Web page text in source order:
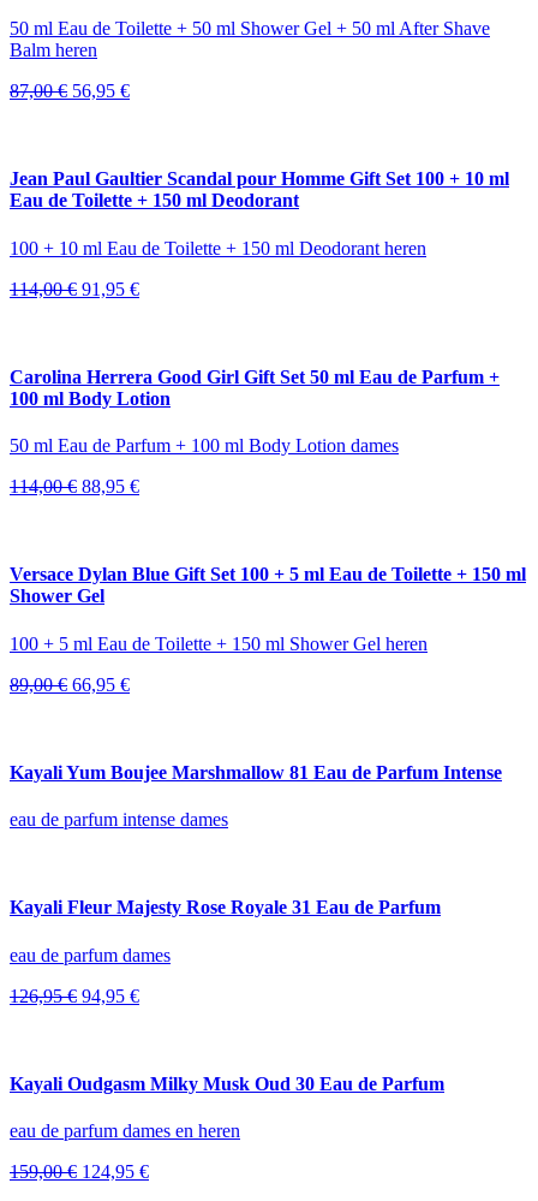
50 ml Eau de Toilette + 50 ml Shower Gel + 50 ml After Shave
Balm heren
87,00€ Oorspronkelijke
56,95 €Huidige
Jean Paul Gaultier Scandal pour Homme Gift Set 100 + 10 ml
Eau de Toilette + 150 ml Deodorant
100 + 10 ml Eau de Toilette + 150 ml Deodorant heren
114,00€ Oorspronkelijke
91,95 €Huidige
Carolina Herrera Good Girl Gift Set 50 ml Eau de Parfum +
100 ml Body Lotion
50 ml Eau de Parfum + 100 ml Body Lotion dames
114,00€ Oorspronkelijke
88,95 €Huidige
Versace Dylan Blue Gift Set 100 + 5 ml Eau de Toilette + 150 ml
Shower Gel
100 + 5 ml Eau de Toilette + 150 ml Shower Gel heren
89,00€ Oorspronkelijke
66,95 €Huidige
Kayali Yum Boujee Marshmallow 81 Eau de Parfum Intense
eau de parfum intense dames
Kayali Fleur Majesty Rose Royale 31 Eau de Parfum
eau de parfum dames
126,95€ Oorspronkelijke
94,95 €Huidige
Kayali Oudgasm Milky Musk Oud 30 Eau de Parfum
eau de parfum dames en heren
159,00€ Oorspronkelijke
124,95 €Huidige